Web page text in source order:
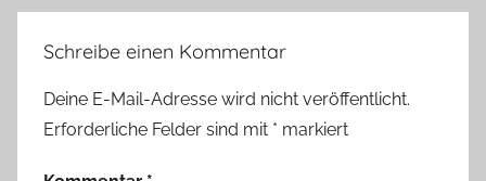
Schreibe einen Kommentar
Deine E-Mail-Adresse wird nicht veröffentlicht.
Erforderliche Felder sind mit * markiert